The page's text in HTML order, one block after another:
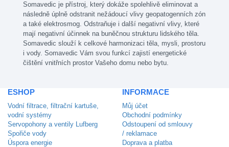
Somavedic je přístroj, který dokáže spolehlivě eliminovat a
následně úplně odstranit nežádoucí vlivy geopatogenních zón
a také elektrosmog. Odstraňuje i další negativní vlivy, které
mají negativní účinnek na buněčnou strukturu lidského těla.
Somavedic slouží k celkové harmonizaci těla, mysli, prostoru
i vody. Somavedic Vám svou funkcí zajistí energetické
čištění vnitřních prostor Vašeho domu nebo bytu.
ESHOP
Vodní filtrace, filtrační kartuše,
vodní systémy
Servopohony a ventily Lufberg
Spořiče vody
Úspora energie
INFORMACE
Můj účet
Obchodní podmínky
Odstoupení od smlouvy
/ reklamace
Doprava a platba